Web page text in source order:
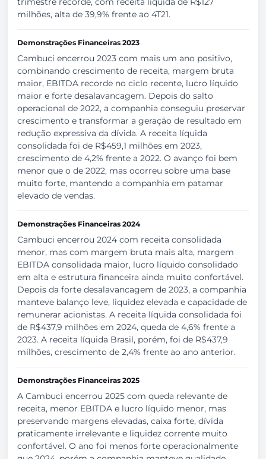
milhões, alta de 39,9% frente ao 4T21.
Demonstrações Financeiras 2023
Cambuci encerrou 2023 com mais um ano positivo,
combinando crescimento de receita, margem bruta
maior, EBITDA recorde no ciclo recente, lucro líquido
maior e forte desalavancagem. Depois do salto
operacional de 2022, a companhia conseguiu preservar
crescimento e transformar a geração de resultado em
redução expressiva da dívida. A receita líquida
consolidada foi de R$459,1 milhões em 2023,
crescimento de 4,2% frente a 2022. O avanço foi bem
menor que o de 2022, mas ocorreu sobre uma base
muito forte, mantendo a companhia em patamar
elevado de vendas.
Demonstrações Financeiras 2024
Cambuci encerrou 2024 com receita consolidada
menor, mas com margem bruta mais alta, margem
EBITDA consolidada maior, lucro líquido consolidado
em alta e estrutura financeira ainda muito confortável.
Depois da forte desalavancagem de 2023, a companhia
manteve balanço leve, liquidez elevada e capacidade de
remunerar acionistas. A receita líquida consolidada foi
de R$437,9 milhões em 2024, queda de 4,6% frente a
2023. A receita líquida Brasil, porém, foi de R$437,9
milhões, crescimento de 2,4% frente ao ano anterior.
Demonstrações Financeiras 2025
A Cambuci encerrou 2025 com queda relevante de
receita, menor EBITDA e lucro líquido menor, mas
preservando margens elevadas, caixa forte, dívida
praticamente irrelevante e liquidez corrente muito
confortável. O ano foi menos forte operacionalmente